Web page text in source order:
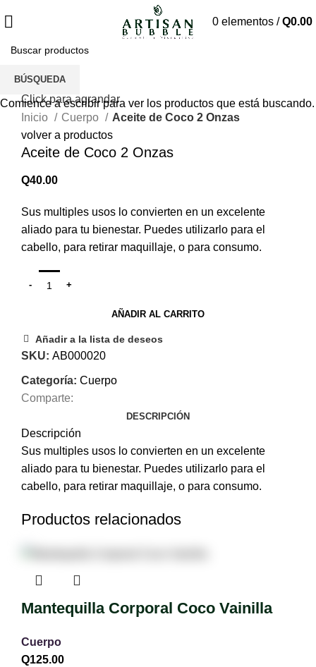
0 elementos / Q0.00
Click para agrandar
Inicio
Cuerpo
Aceite de Coco 2 Onzas
volver a productos
Aceite de Coco 2 Onzas
Q40.00
Sus multiples usos lo convierten en un excelente
aliado para tu bienestar. Puedes utilizarlo para el
cabello, para retirar maquillaje, o para consumo.
AÑADIR AL CARRITO
Añadir a la lista de deseos
SKU: AB000020
Categoría: Cuerpo
Comparte:
DESCRIPCIÓN
Descripción
Sus multiples usos lo convierten en un excelente
aliado para tu bienestar. Puedes utilizarlo para el
cabello, para retirar maquillaje, o para consumo.
Productos relacionados
Mantequilla Corporal Coco Vainilla
Cuerpo
Q125.00
BÚSQUEDA
Comience a escribir para ver los productos que está buscando.